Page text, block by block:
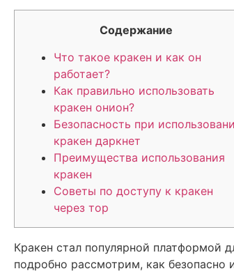
Содержание
Что такое кракен и как он
работает?
Как правильно использовать
кракен онион?
Безопасность при
кракен даркнет
Преимущества использования
кракен
Советы по доступу к кракен
через тор
Кракен стал популярной платформой
подробно рассмотрим, как безопасно